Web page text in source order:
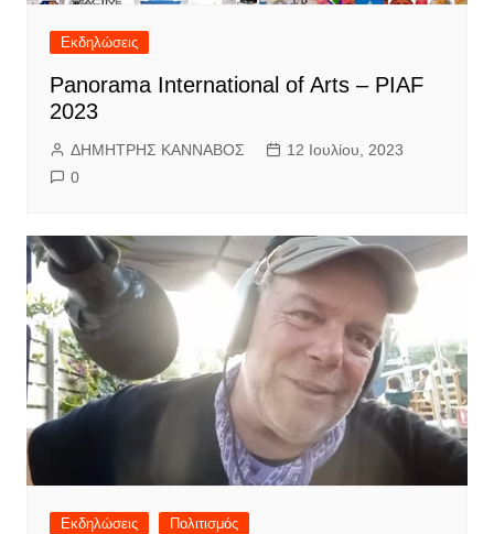
Εκδηλώσεις
Panorama International of Arts – PIAF
2023
ΔΗΜΗΤΡΗΣ ΚΑΝΝΑΒΟΣ
12 Ιουλίου, 2023
0
Εκδηλώσεις Πολιτισμός